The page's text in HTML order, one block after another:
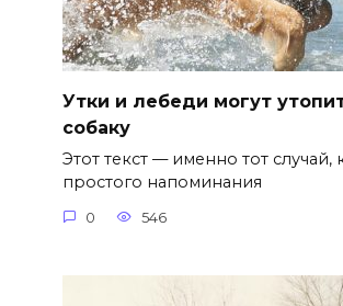
Утки и лебеди могут
собаку
Этот текст — именно тот случай,
простого напоминания
0 546